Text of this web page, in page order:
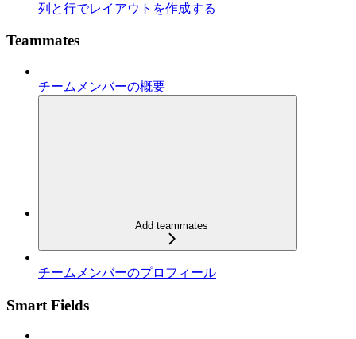
列と行でレイアウトを作成する
Teammates
チームメンバーの概要
Add teammates
チームメンバーのプロフィール
Smart Fields